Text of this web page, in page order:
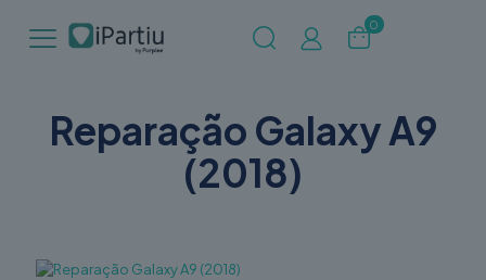
0
Reparação Galaxy A9
(2018)